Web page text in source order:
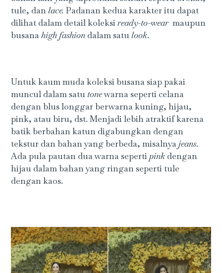
tule, danlace.Padanan kedua karakter itu dapat
dilihat dalam detail koleksiready-to-wearmaupun
busanahigh fashion dalam satulook.
Untuk kaum muda koleksi busana siap pakai
muncul dalam satu tonewarna seperti celana
dengan blus longgar berwarna kuning, hijau,
pink, atau biru, dst. Menjadi lebih atraktif karena
batik berbahan katun digabungkan dengan
tekstur dan bahan yang berbeda, misalnyajeans.
Ada pula pautan dua warna sepertipink dengan
hijau dalam bahan yang ringan seperti tule
dengan kaos.